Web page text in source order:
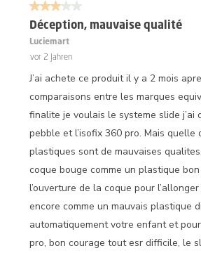
3 von 5 Sternen.
Déception, mauvaise qualité
Luciemart
vor 2 Jahren
J’ai achete ce produit il y a 2 mois
comparaisons entre les marques
finalite je voulais le systeme slide j’ai
pebble et l’isofix 360 pro. Mais quelle
plastiques sont de mauvaises
coque bouge comme un plastique bon
l’ouverture de la coque pour
encore comme un mauvais plastique
automatiquement votre enfant et
pro, bon courage tout esr difficile, le